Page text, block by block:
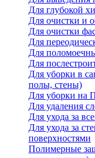
Для глубокой
Для очистки и
Для очистки
Для
Для
Для
Для уборки в
полы, стены)
Для уборки
Для удаления
Для ухода за
Для ухода за
поверхностями
Полимерные